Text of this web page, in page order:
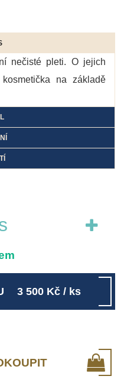
nečisté pleti. O jejich
na základě
3 500 Kč/ ks